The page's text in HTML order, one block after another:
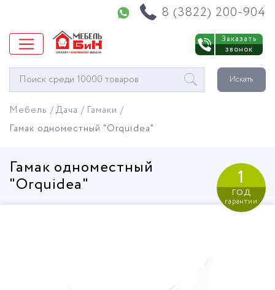
8 (3822) 200-904
Заказать
звонок
Окно
поиска
Искать
Мебель Дача
Гамаки
Гамак одноместный "Orquidea"
Гамак одноместный
"Orquidea"
1
год
гарантии